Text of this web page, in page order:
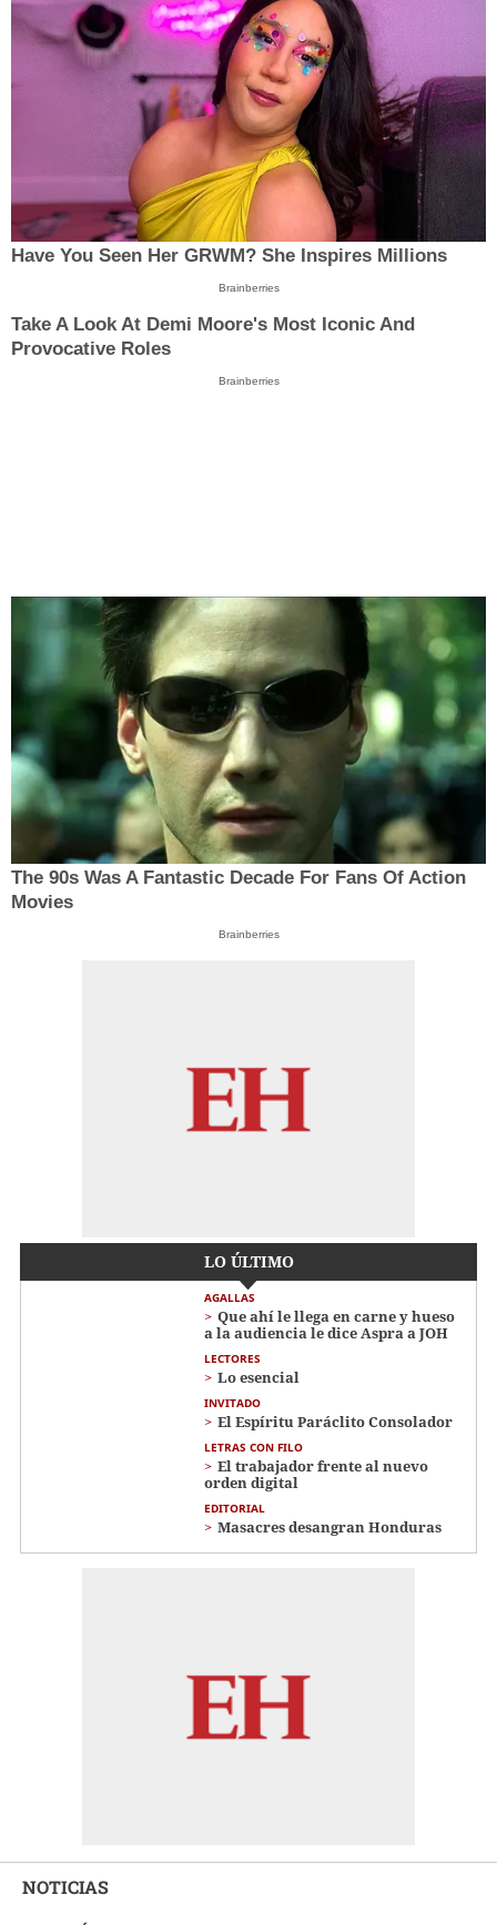
Have You Seen Her GRWM? She Inspires Millions
Brainberries
Take A Look At Demi Moore's Most Iconic And
Provocative Roles
Brainberries
The 90s Was A Fantastic Decade For Fans Of Action
Movies
Brainberries
LO ÚLTIMO
AGALLAS
Que ahí le llega en carne y hueso
a la audiencia le dice Aspra a JOH
LECTORES
Lo esencial
INVITADO
El Espíritu Paráclito Consolador
LETRAS CON FILO
El trabajador frente al nuevo
orden digital
EDITORIAL
Masacres desangran Honduras
NOTICIAS